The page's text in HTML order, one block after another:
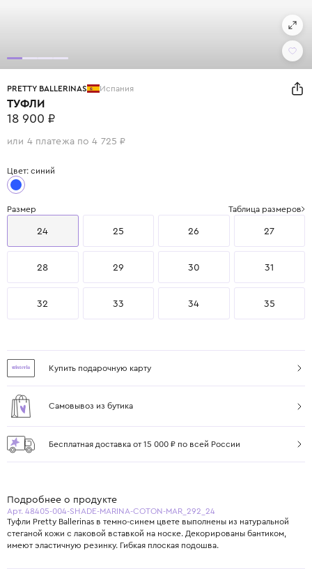
PRETTY BALLERINAS Испания
ТУФЛИ
18 900 ₽
или 4 платежа по 4 725 ₽
Цвет: синий
Размер Таблица размеров
24 25 26 27
28 29 30 31
32 33 34 35
Купить подарочную карту
Самовывоз из бутика
Бесплатная доставка от 15 000 ₽ по всей России
Подробнее о продукте
Арт. 48405-004-SHADE-MARINA-COTON-MAR_292_24
Туфли Pretty Ballerinas в темно-синем цвете выполнены из натуральной
стеганой кожи с лаковой вставкой на носке. Декорированы бантиком,
имеют эластичную резинку. Гибкая плоская подошва.